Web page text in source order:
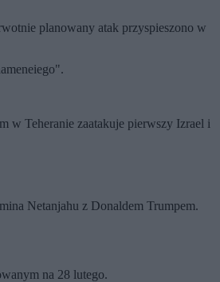
planowany atak przyspieszono w
w Teheranie zaatakuje pierwszy Izrael i
Netanjahu z Donaldem Trumpem.
na 28 lutego.